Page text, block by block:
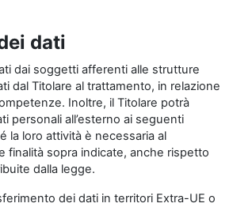
dati
dai soggetti afferenti alle strutture
dal Titolare al trattamento, in relazione
Inoltre, il Titolare potrà
personali all’esterno ai seguenti
la loro attività è necessaria al
finalità sopra indicate, anche rispetto
dalla legge.
dei dati in territori Extra-UE o